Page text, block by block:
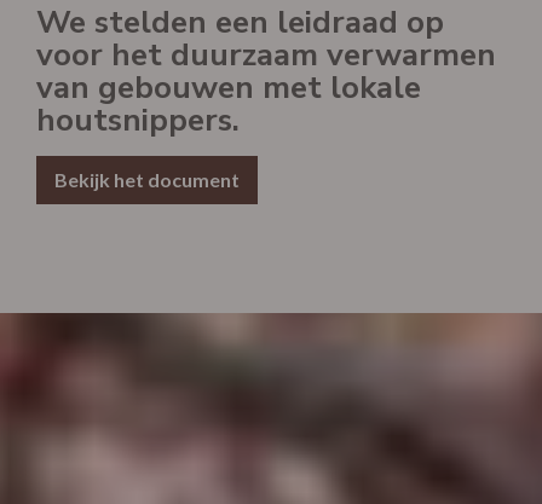
We stelden een leidraad op
voor het duurzaam verwarmen
van gebouwen met lokale
houtsnippers.
Bekijk het document